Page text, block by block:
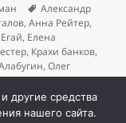
Метки
Александр
,Анна Рейтер,
, Елена
, Крахи банков,
,Олег
Игнатьев,
к записи «Монетный
другие средства
нашего сайта.